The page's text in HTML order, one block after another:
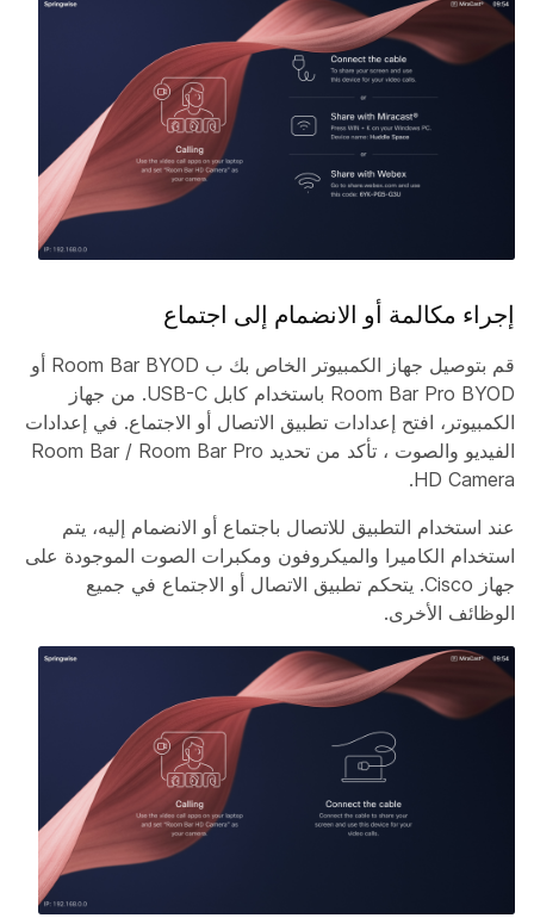
إجراء مكالمة أو الانضمام إلى اجتماع
قم بتوصيل جهاز الكمبيوتر الخاص بك ب Room Bar BYOD أو
Room Bar Pro BYOD باستخدام كابل USB-C. من جهاز
الكمبيوتر، افتح إعدادات تطبيق الاتصال أو الاجتماع. في إعدادات
الفيديو والصوت ، تأكد من تحديد Room Bar / Room Bar Pro
HD Camera.
عند استخدام التطبيق للاتصال باجتماع أو الانضمام إليه، يتم
استخدام الكاميرا والميكروفون ومكبرات الصوت الموجودة على
جهاز Cisco. يتحكم تطبيق الاتصال أو الاجتماع في جميع
الوظائف الأخرى.